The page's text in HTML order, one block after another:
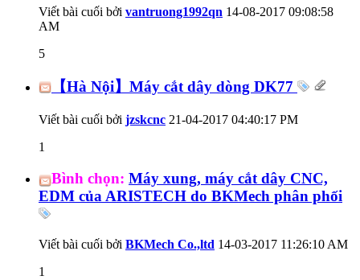
Viết bài cuối bởi vantruong1992qn 14-08-2017 09:08:58
AM
5
【Hà Nội】Máy cắt dây dòng DK77
Viết bài cuối bởi jzskcnc 21-04-2017 04:40:17 PM
1
Bình chọn: Máy xung, máy cắt dây CNC,
EDM của ARISTECH do BKMech phân phối
Viết bài cuối bởi BKMech Co.,ltd 14-03-2017 11:26:10 AM
1